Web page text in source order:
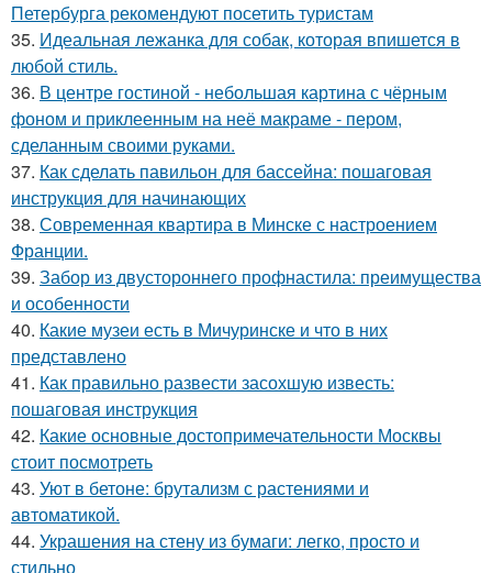
Петербурга рекомендуют посетить туристам
35. Идеальная лежанка для собак, которая впишется в
любой стиль.
36. В центре гостиной - небольшая картина с чёрным
фоном и приклеенным на неё макраме - пером,
сделанным своими руками.
37. Как сделать павильон для бассейна: пошаговая
инструкция для начинающих
38. Современная квартира в Минске с настроением
Франции.
39. Забор из двустороннего профнастила: преимущества
и особенности
40. Какие музеи есть в Мичуринске и что в них
представлено
41. Как правильно развести засохшую известь:
пошаговая инструкция
42. Какие основные достопримечательности Москвы
стоит посмотреть
43. Уют в бетоне: брутализм с растениями и
автоматикой.
44. Украшения на стену из бумаги: легко, просто и
стильно